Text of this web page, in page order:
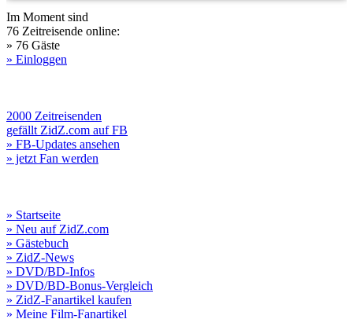
Im Moment sind
76 Zeitreisende online:
» 76 Gäste
» Einloggen
2000 Zeitreisenden
gefällt ZidZ.com auf FB
» FB-Updates ansehen
» jetzt Fan werden
» Startseite
» Neu auf ZidZ.com
» Gästebuch
» ZidZ-News
» DVD/BD-Infos
» DVD/BD-Bonus-Vergleich
» ZidZ-Fanartikel kaufen
» Meine Film-Fanartikel